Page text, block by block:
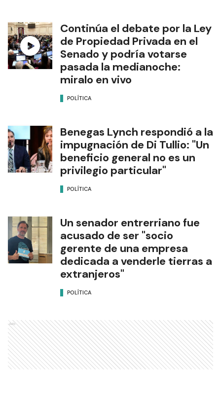
Continúa el debate por la Ley
de Propiedad Privada en el
Senado y podría votarse
pasada la medianoche:
miralo en vivo
POLÍTICA
Benegas Lynch respondió a la
impugnación de Di Tullio: "Un
beneficio general no es un
privilegio particular"
POLÍTICA
Un senador entrerriano fue
acusado de ser "socio
gerente de una empresa
dedicada a venderle tierras a
extranjeros"
POLÍTICA
Ads